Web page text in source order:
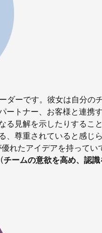
ダーです。彼女は自分の
ートナー、お客様と連携
る見解を示したりするこ
、尊重されていると感じ
れたアイデアを持って
チームの意欲を高め、認